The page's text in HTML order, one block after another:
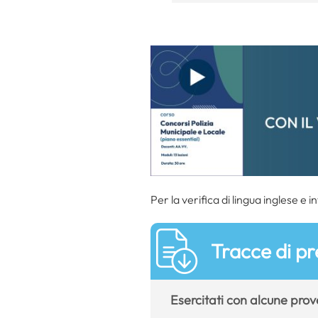
Per la verifica di lingua inglese e
Tracce di
Esercitati con alcune